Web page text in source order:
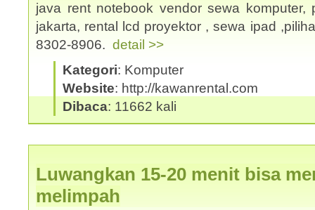
java rent notebook vendor sewa
jakarta, rental lcd proyektor , sewa ipad
8302-8906. detail >>
Kategori: Komputer
Website: http://kawanrental.com
Dibaca: 11662 kali
Luwangkan 15-20 menit bisa
melimpah